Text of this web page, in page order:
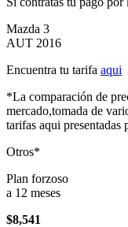
Mazda 3
AUT 2016
Encuentra tu tarifa aqui
*La comparación de
mercado,tomada de
tarifas aqui presentadas
Otros*
Plan forzoso
a 12 meses
$8,541